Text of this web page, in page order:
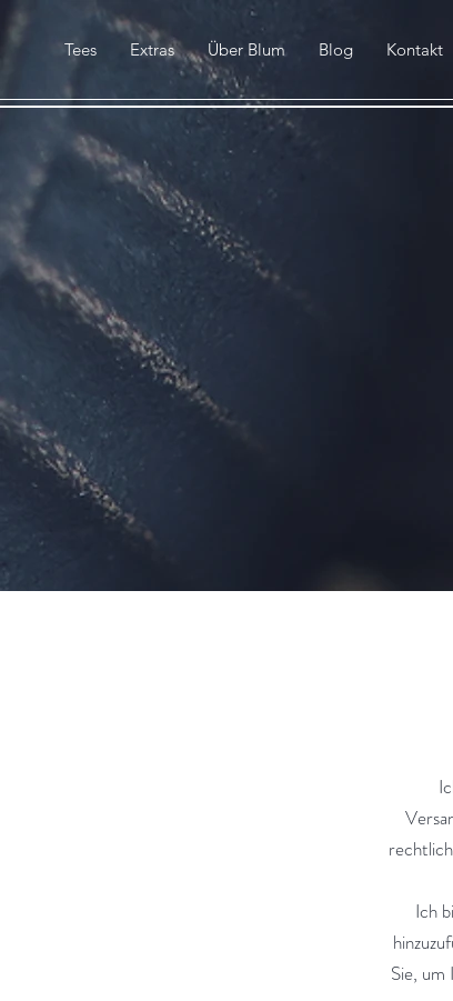
Tees Extras Über Blum Blog Kontakt
Ich
Sie, um